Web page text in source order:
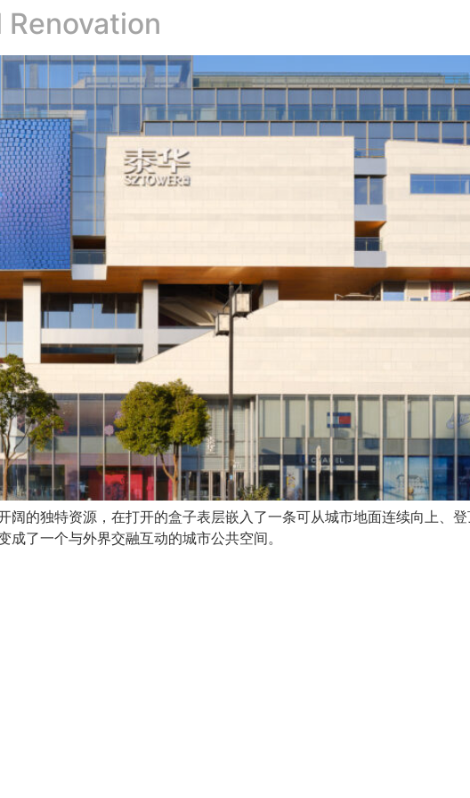
Renovation
阔的独特资源，在打开的盒子表层嵌入了一条可从城市地面连续向上、
了一个与外界交融互动的城市公共空间。